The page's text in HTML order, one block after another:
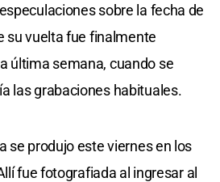
sobre la fecha de
su vuelta fue finalmente
última semana, cuando se
las grabaciones habituales.
se produjo este viernes en los
fue fotografiada al ingresar al